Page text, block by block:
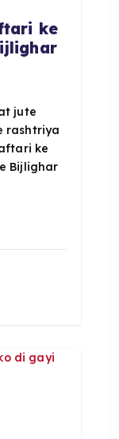
ke
jute
rashtriya
ke
Bijlighar